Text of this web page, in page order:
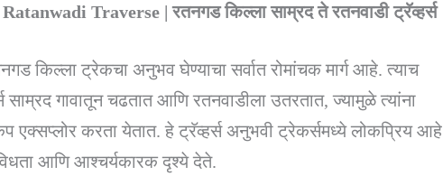
Traverse | रतनगड किल्ला साम्रद ते रतनवाडी ट्रॅव्हर्स
किल्ला ट्रेकचा अनुभव घेण्याचा सर्वात रोमांचक मार्ग आहे. त्याच
साम्रद गावातून चढतात आणि रतनवाडीला उतरतात, ज्यामुळे त्यांना
एक्सप्लोर करता येतात. हे ट्रॅव्हर्स अनुभवी ट्रेकर्समध्ये लोकप्रिय आहे
आणि आश्चर्यकारक दृश्ये देते.